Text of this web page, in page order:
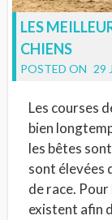
LES
CHIENS
POSTED ON 29
Les courses
bien
les bêtes
sont élevées
de race.
existent afin